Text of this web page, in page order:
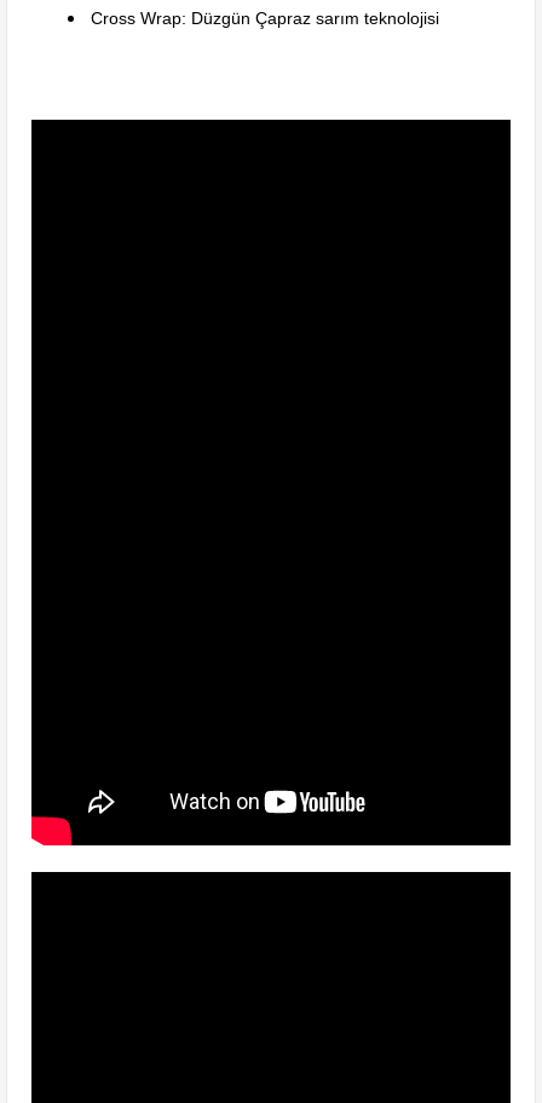
Cross Wrap: Düzgün Çapraz sarım teknolojisi